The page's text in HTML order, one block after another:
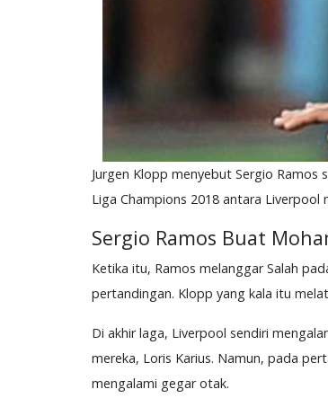
Jurgen Klopp menyebut Sergio
Liga Champions 2018 antara Liverpool
Sergio Ramos Buat
Ketika itu, Ramos melanggar Salah
pertandingan. Klopp yang kala itu
Di akhir laga, Liverpool sendiri
mereka, Loris Karius. Namun, pada
mengalami gegar otak.